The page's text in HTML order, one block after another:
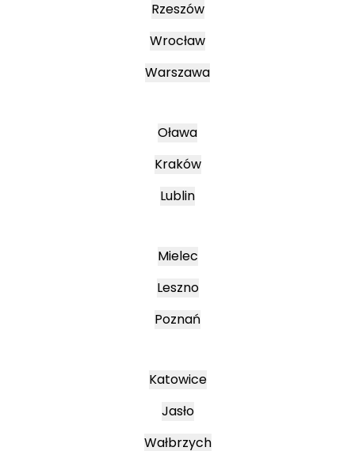
Rzeszów
Wrocław
Warszawa
Oława
Kraków
Lublin
Mielec
Leszno
Poznań
Katowice
Jasło
Wałbrzych